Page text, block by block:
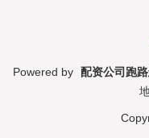
Powered by 配资公司跑